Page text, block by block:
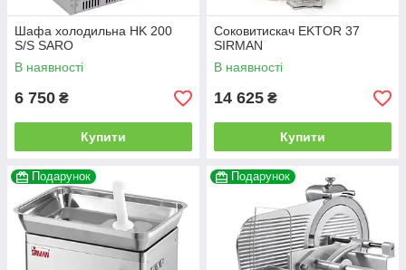
Шафа холодильна HK 200
S/S SARO
В наявності
6 750 ₴
Купити
Соковитискач EKTOR 37
SIRMAN
В наявності
14 625 ₴
Купити
Подарунок Подарунок